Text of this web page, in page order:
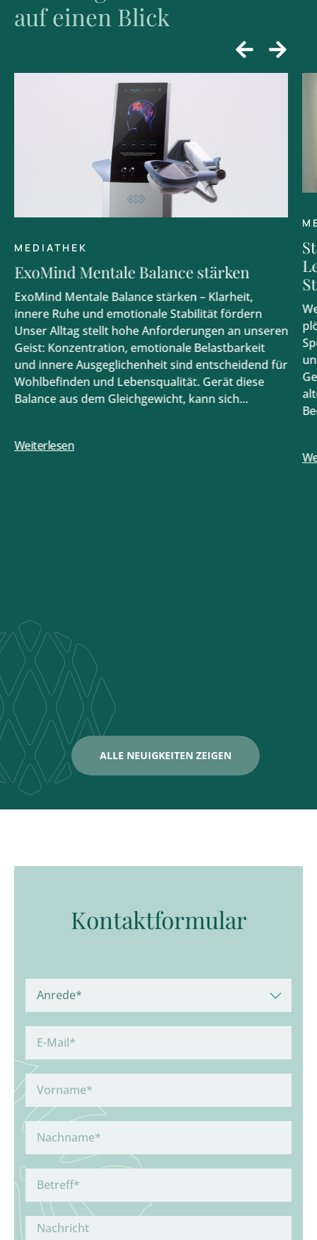
auf einen Blick
MEDIATHEK
ExoMind Mentale Balance stärken
ExoMind Mentale Balance stärken – Klarheit,
innere Ruhe und emotionale Stabilität fördern
Unser Alltag stellt hohe Anforderungen an unseren
Geist: Konzentration, emotionale Belastbarkeit
und innere Ausgeglichenheit sind entscheidend für
Wohlbefinden und Lebensqualität. Gerät diese
Balance aus dem Gleichgewicht, kann sich...
Weiterlesen
ALLE NEUIGKEITEN ZEIGEN
Kontaktformular